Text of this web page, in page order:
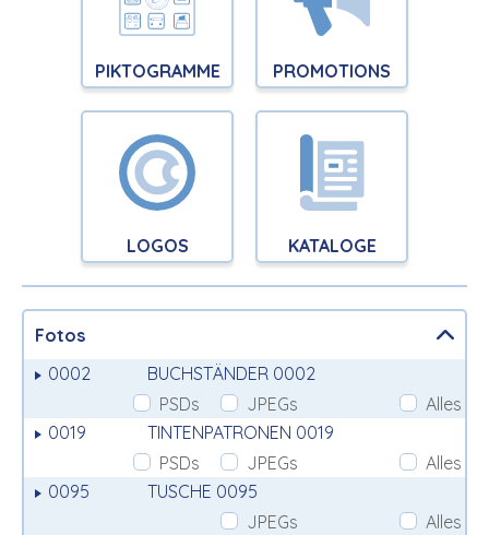
PIKTOGRAMME PROMOTIONS
LOGOS KATALOGE
Fotos
0002
BUCHSTÄNDER 0002
PSDs
JPEGs
Alles
0019
TINTENPATRONEN 0019
PSDs
JPEGs
Alles
0095
TUSCHE 0095
JPEGs
Alles